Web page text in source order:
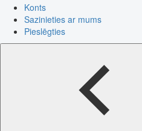
Konts
Sazinieties ar mums
Pieslēgties